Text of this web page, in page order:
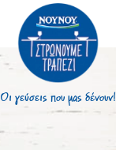
Οι γεύσεις που μας δένουν!